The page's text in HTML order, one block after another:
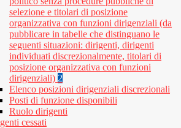
selezione e titolari di posizione
organizzativa con funzioni dirigenziali (da
pubblicare in tabelle che distinguano le
seguenti situazioni: dirigenti, dirigenti
individuati discrezionalmente, titolari di
posizione organizzativa con funzioni
dirigenziali) 2
Elenco posizioni dirigenziali discrezionali
Posti di funzione disponibili
Ruolo dirigenti
cessati